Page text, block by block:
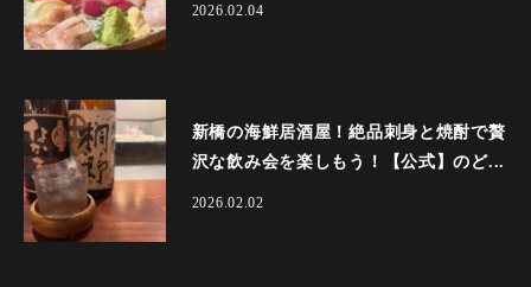
2026.02.04
新橋の海鮮居酒屋！絶品刺身と焼酎で贅
沢な飲み会を楽しもう！【公式】のど...
2026.02.02